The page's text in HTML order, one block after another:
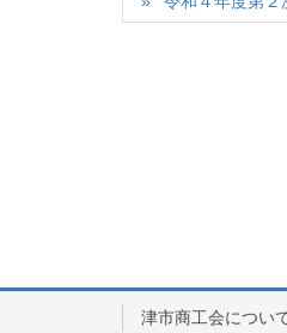
津市商工会につい